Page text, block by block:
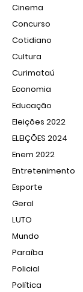
Cinema
Concurso
Cotidiano
Cultura
Curimataú
Economia
Educação
Eleições 2022
ELEIÇÕES 2024
Enem 2022
Entretenimento
Esporte
Geral
LUTO
Mundo
Paraíba
Policial
Política